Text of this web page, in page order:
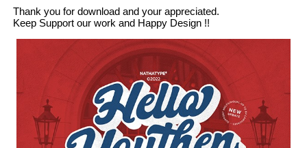
Thank you for download and your appreciated.
Keep Support our work and Happy Design !!